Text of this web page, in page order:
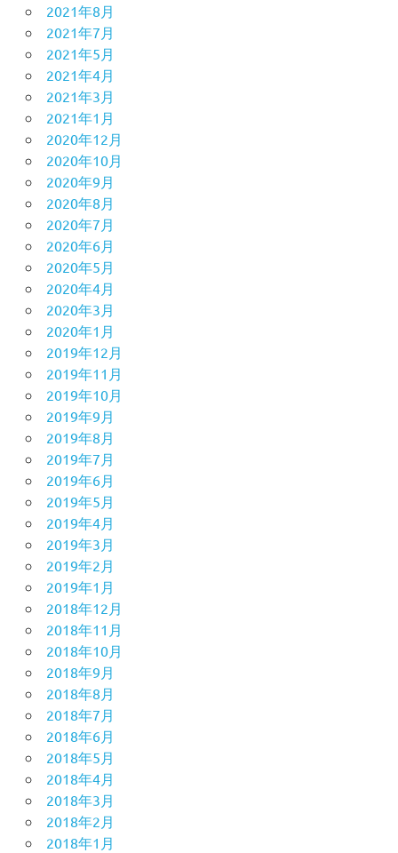
2021年8月
2021年7月
2021年5月
2021年4月
2021年3月
2021年1月
2020年12月
2020年10月
2020年9月
2020年8月
2020年7月
2020年6月
2020年5月
2020年4月
2020年3月
2020年1月
2019年12月
2019年11月
2019年10月
2019年9月
2019年8月
2019年7月
2019年6月
2019年5月
2019年4月
2019年3月
2019年2月
2019年1月
2018年12月
2018年11月
2018年10月
2018年9月
2018年8月
2018年7月
2018年6月
2018年5月
2018年4月
2018年3月
2018年2月
2018年1月